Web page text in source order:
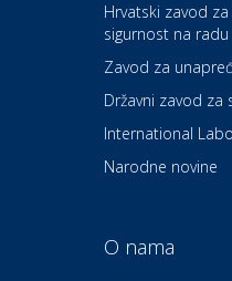
Povoljnosti
Dental Sudar
Dom i dizajn
Euro-vrt –
Odmor
Hrvatski zavod
sigurnost na radu
Zavod za
Državni zavod za
International
Narodne novine
O nama